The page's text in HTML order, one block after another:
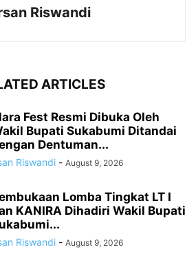
Riswandi
ARTICLES
Fest Resmi Dibuka Oleh
Bupati Sukabumi Ditandai
Dentuman...
Riswandi - August 9, 2026
Lomba Tingkat LT I
KANIRA Dihadiri Wakil Bupati
Riswandi - August 9, 2026